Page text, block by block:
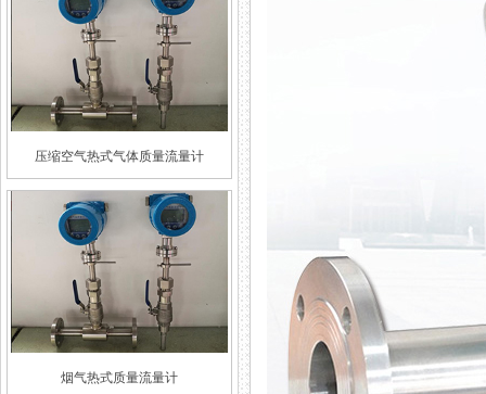
压缩空气热式气体质量流量计
烟气热式质量流量计